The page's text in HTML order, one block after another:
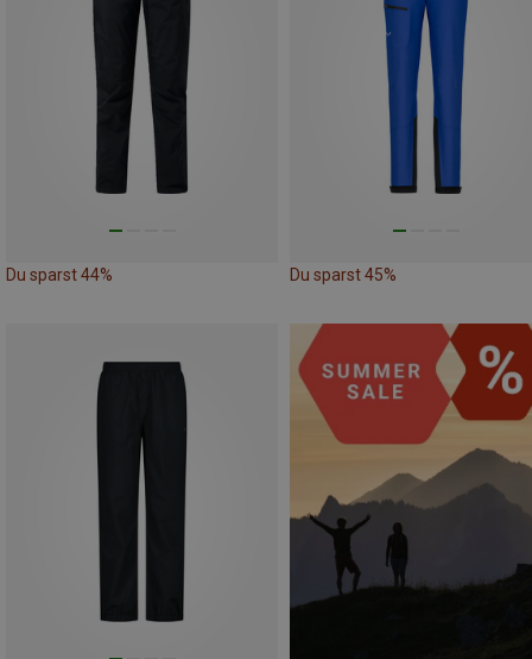
Du sparst 44% Du sparst 45%